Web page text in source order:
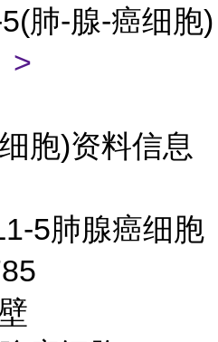
肺-腺-癌细胞)
>
胞)资料信息
5肺腺癌细胞